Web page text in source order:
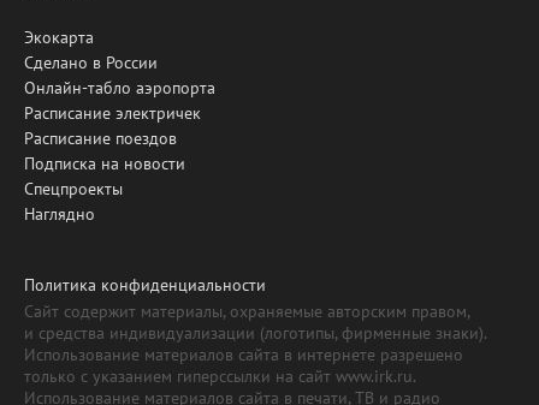
Экокарта
Сделано в России
Онлайн-табло аэропорта
Расписание электричек
Расписание поездов
Подписка на новости
Спецпроекты
Наглядно
Политика конфиденциальности
Сайт содержит материалы, охраняемые авторским правом,
и средства индивидуализации (логотипы, фирменные знаки).
Использование материалов сайта в интернете разрешено
только с указанием гиперссылки на сайт www.irk.ru.
Использование материалов сайта в печати, ТВ и радио